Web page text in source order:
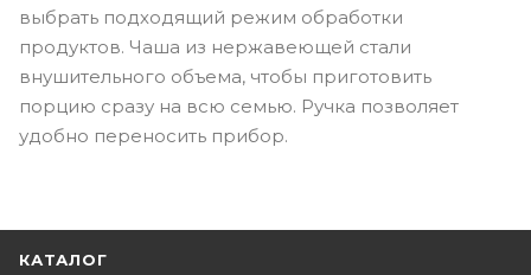
выбрать подходящий режим обработки
продуктов. Чаша из нержавеющей стали
внушительного объема, чтобы приготовить
порцию сразу на всю семью. Ручка позволяет
удобно переносить прибор.
КАТАЛОГ